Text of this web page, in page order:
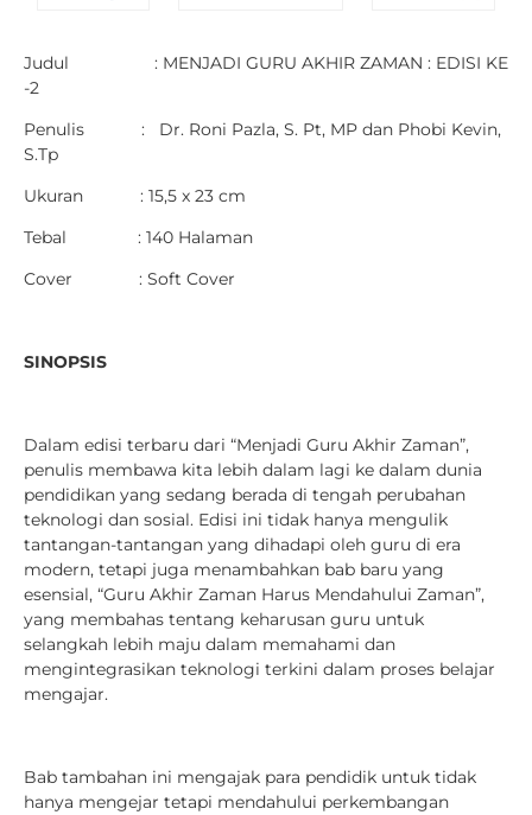
Judul : MENJADI GURU AKHIR ZAMAN : EDISI KE
-2
Penulis : Dr. Roni Pazla, S. Pt, MP dan Phobi Kevin,
S.Tp
Ukuran : 15,5 x 23 cm
Tebal : 140 Halaman
Cover : Soft Cover
SINOPSIS
Dalam edisi terbaru dari “Menjadi Guru Akhir Zaman”,
penulis membawa kita lebih dalam lagi ke dalam dunia
pendidikan yang sedang berada di tengah perubahan
teknologi dan sosial. Edisi ini tidak hanya mengulik
tantangan-tantangan yang dihadapi oleh guru di era
modern, tetapi juga menambahkan bab baru yang
esensial, “Guru Akhir Zaman Harus Mendahului Zaman”,
yang membahas tentang keharusan guru untuk
selangkah lebih maju dalam memahami dan
mengintegrasikan teknologi terkini dalam proses belajar
mengajar.
Bab tambahan ini mengajak para pendidik untuk tidak
hanya mengejar tetapi mendahului perkembangan